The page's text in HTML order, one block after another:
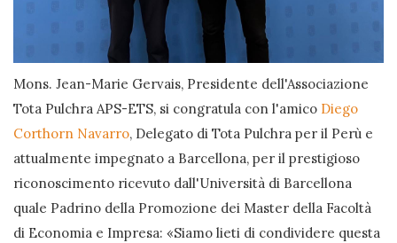
Mons. Jean-Marie Gervais, Presidente dell'Associazione
Tota Pulchra APS-ETS, si congratula con l'amico Diego
Corthorn Navarro, Delegato di Tota Pulchra per il Perù e
attualmente impegnato a Barcellona, per il prestigioso
riconoscimento ricevuto dall'Università di Barcellona
quale Padrino della Promozione dei Master della Facoltà
di Economia e Impresa: «Siamo lieti di condividere questa